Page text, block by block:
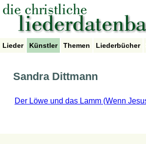
Lieder Künstler Themen Liederbücher
Sandra Dittmann
Der Löwe und das Lamm (Wenn